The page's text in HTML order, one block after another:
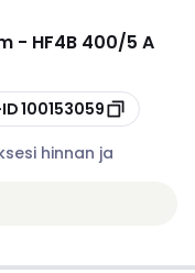
- HF4B 400/5 A
100153059
hinnan ja